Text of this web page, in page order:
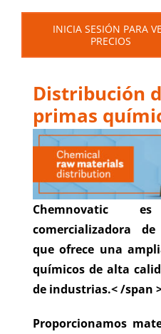
INICIA SESIÓN PARA
PRECIOS
Distribución
primas
Chemnovatic
comercializadora
que ofrece una
químicos de alta
de industrias.< /span
Proporcionamos